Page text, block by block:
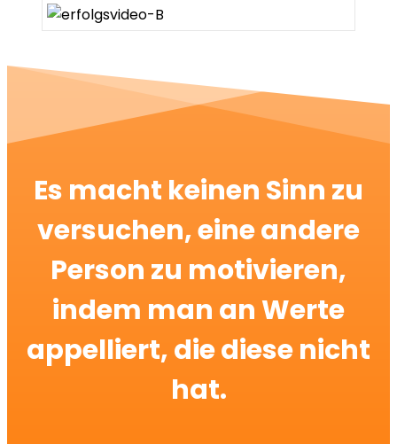
Es macht keinen Sinn zu
versuchen, eine andere
Person zu motivieren,
indem man an Werte
appelliert, die diese nicht
hat.